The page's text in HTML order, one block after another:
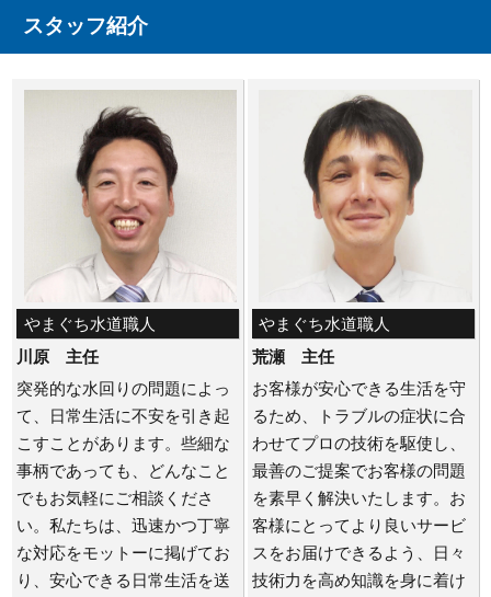
スタッフ紹介
やまぐち水道職人
川原 主任
突発的な水回りの問題によっ
て、日常生活に不安を引き起
こすことがあります。些細な
事柄であっても、どんなこと
でもお気軽にご相談くださ
い。私たちは、迅速かつ丁寧
な対応をモットーに掲げてお
り、安心できる日常生活を送
やまぐち水道職人
荒瀬 主任
お客様が安心できる生活を守
るため、トラブルの症状に合
わせてプロの技術を駆使し、
最善のご提案でお客様の問題
を素早く解決いたします。お
客様にとってより良いサービ
スをお届けできるよう、日々
技術力を高め知識を身に着け